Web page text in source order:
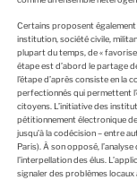
Certains proposent également
institution, société civile,
plupart du temps, de «
étape est d’abord le partage
l’étape d’après consiste en la
perfectionnés qui permettent
citoyens. L’initiative des
pétitionnement électronique
jusqu’à la codécision – entre
Paris). À son opposé,
l’interpellation des élus.
signaler des problèmes locaux